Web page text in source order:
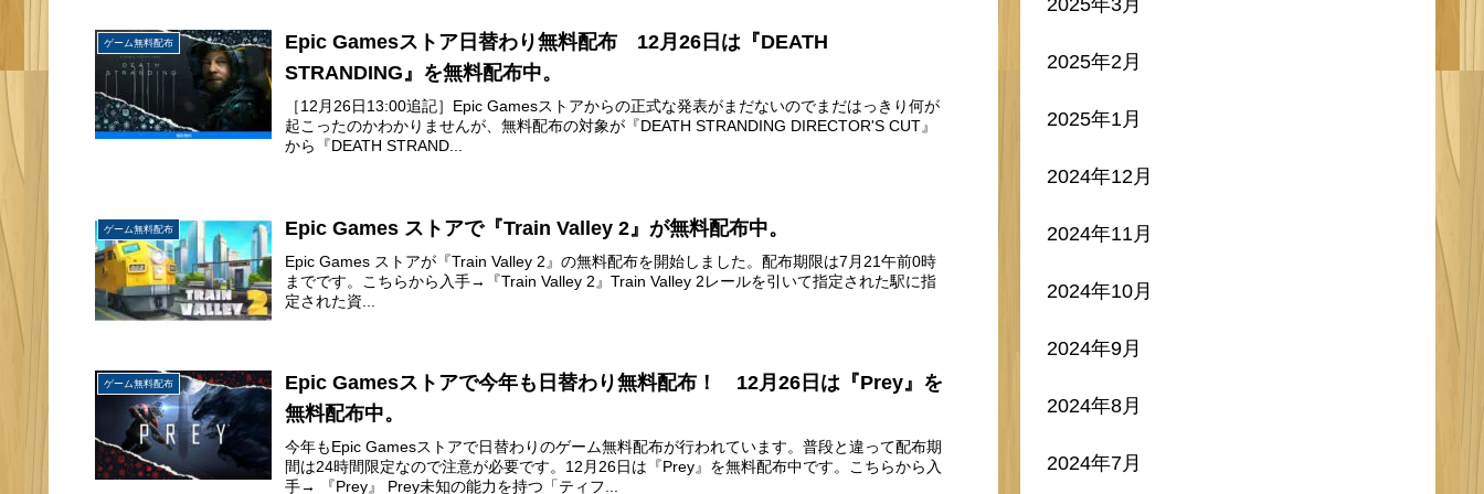
ゲーム無料配布
Epic Gamesストア日替わり無料配布 12月26日は『DEATH
STRANDING』を無料配布中。
［12月26日13:00追記］Epic Gamesストアからの正式な発表がまだないのでまだはっきり何が
起こったのかわかりませんが、無料配布の対象が『DEATH STRANDING DIRECTOR'S CUT』
から『DEATH STRAND...
ゲーム無料配布 Epic Games ストアで『Train Valley 2』が無料配布中。
Epic Games ストアが『Train Valley 2』の無料配布を開始しました。配布期限は7月21午前0時
までです。こちらから入手→『Train Valley 2』Train Valley 2レールを引いて指定された駅に指
定された資...
ゲーム無料配布
Epic Gamesストアで今年も日替わり無料配布！ 12月26日は『Prey』を
無料配布中。
今年もEpic Gamesストアで日替わりのゲーム無料配布が行われています。普段と違って配布期
間は24時間限定なので注意が必要です。12月26日は『Prey』を無料配布中です。こちらから入
手→ 『Prey』 Prey未知の能力を持つ「ティフ...
2025年2月
2025年1月
2024年12月
2024年11月
2024年10月
2024年9月
2024年8月
2024年7月